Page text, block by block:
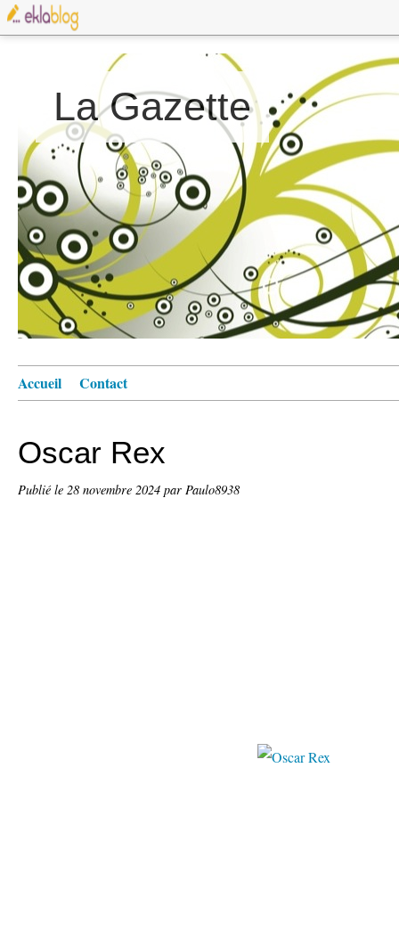
La Gazette
Accueil Contact
Oscar Rex
Publié le 28 novembre 2024 par Paulo8938